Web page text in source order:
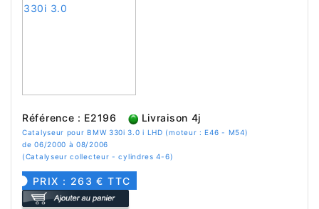
Référence : E2196 Livraison 4j
Catalyseur pour BMW 330i 3.0 i LHD (moteur : E46 - M54)
de 06/2000 à 08/2006
(Catalyseur collecteur - cylindres 4-6)
PRIX : 263 € TTC